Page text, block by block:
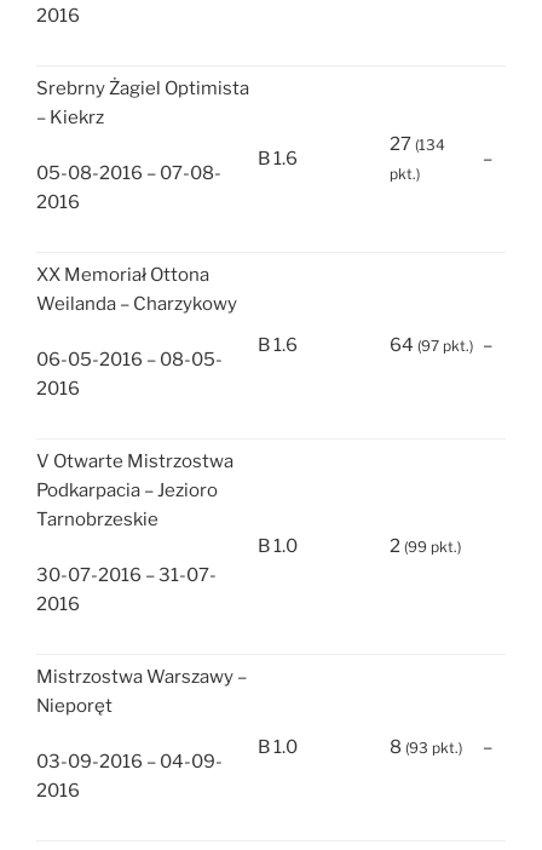
2016
Srebrny Żagiel Optimista
– Kiekrz
05-08-2016 – 07-08-
2016
B 1.6
27 (134
pkt.)
–
XX Memoriał Ottona
Weilanda – Charzykowy
06-05-2016 – 08-05-
2016
B 1.6 64 (97 pkt.) –
V Otwarte Mistrzostwa
Podkarpacia – Jezioro
Tarnobrzeskie
30-07-2016 – 31-07-
2016
B 1.0 2 (99 pkt.)
Mistrzostwa Warszawy –
Nieporęt
03-09-2016 – 04-09-
2016
B 1.0 8 (93 pkt.) –